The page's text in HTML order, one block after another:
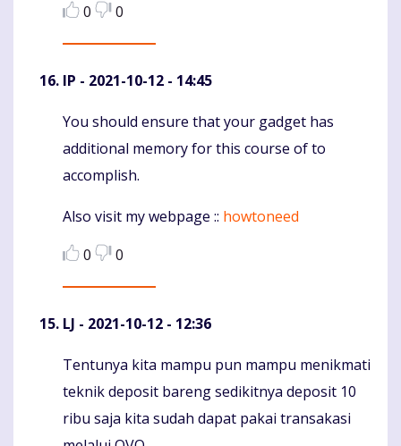
0
0
IP - 2021-10-12 - 14:45
Komentaras
You should ensure that your gadget has
additional memory for this course of to
accomplish.
Also visit my webpage :: howtoneed
0
0
LJ - 2021-10-12 - 12:36
Komentaras
Tentunya kita mampu pun mampu menikmati
teknik deposit bareng sedikitnya deposit 10
ribu saja kita sudah dapat pakai transakasi